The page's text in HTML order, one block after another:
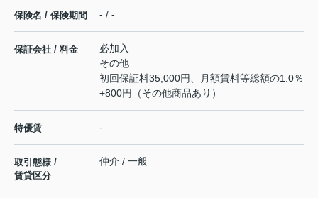
保険名 / 保険期間 - / -
保証会社 / 料金
必加入
その他
初回保証料35,000円、月額賃料等総額の1.0％
+800円（その他商品あり）
特優賃 -
取引態様 /
賃貸区分
仲介 / 一般